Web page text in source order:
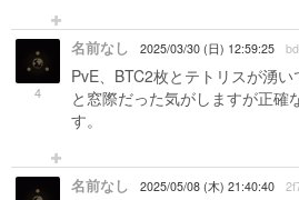
4
名前なし 2025/03/30 (日) 12:59:25
PvE、BTC2枚とテトリスが湧
と窓際だった気がしますが正確
す。
名前なし 2025/05/08 (木) 21:40:40